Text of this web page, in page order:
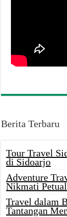
Berita Terbaru
Tour Travel
di Sidoarjo
Adventure
Nikmati
Travel dalam
Tantangan